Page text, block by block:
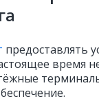
предоставлять
время